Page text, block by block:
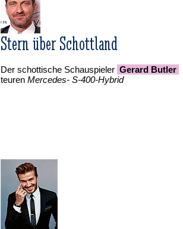
Stern über Schottland
Der schottische Schauspieler Gerard Butler
teuren Mercedes- S-400-Hybrid